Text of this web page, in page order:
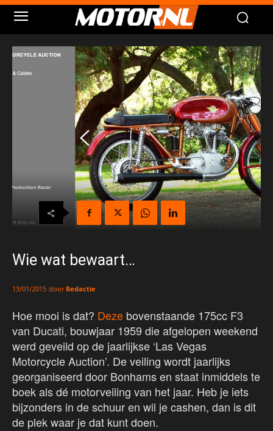
Wie wat bewaart…
13/01/2015 door Redactie
Hoe mooi is dat? Deze bovenstaande 175cc F3
van Ducati, bouwjaar 1959 die afgelopen weekend
werd geveild op de jaarlijkse ‘Las Vegas
Motorcycle Auction’. De veiling wordt jaarlijks
georganiseerd door Bonhams en staat inmiddels te
boek als dé motorveiling van het jaar. Heb je iets
bijzonders in de schuur en wil je cashen, dan is dit
de plek waar je dat kunt doen.